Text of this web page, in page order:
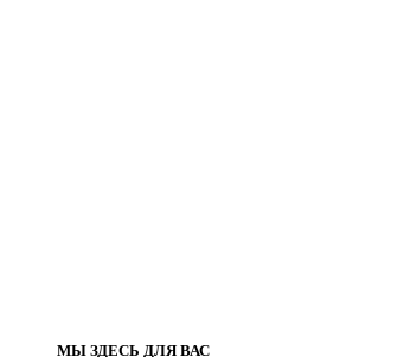
МЫ ЗДЕСЬ ДЛЯ ВАС